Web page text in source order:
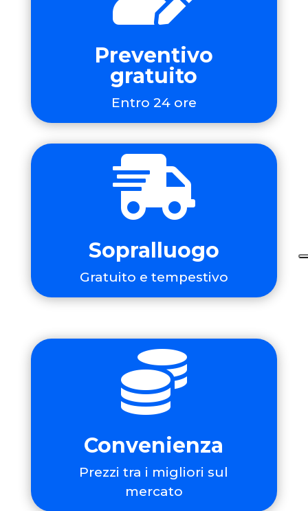
Preventivo
gratuito
Entro 24 ore

Sopralluogo
Gratuito e tempestivo

Convenienza
Prezzi tra i migliori sul
mercato